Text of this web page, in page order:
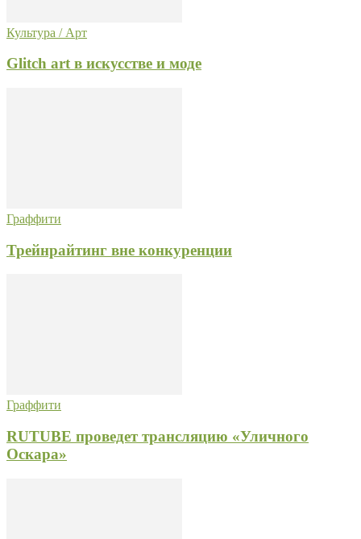
Культура / Арт
Glitch art в искусстве и моде
Граффити
Трейнрайтинг вне конкуренции
Граффити
RUTUBE проведет трансляцию «Уличного
Оскара»